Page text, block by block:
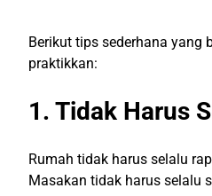
Berikut tips sederhana yang
praktikkan:
1. Tidak Harus
Rumah tidak harus selalu
Masakan tidak harus selalu